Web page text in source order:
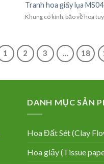
Tranh hoa giấy lụa MS04
Khung có kính, bảo về hoa
1 2 3 … 18
DANH MỤC SẢN
Hoa Đất Sét (Clay
Hoa giấy (Tissue